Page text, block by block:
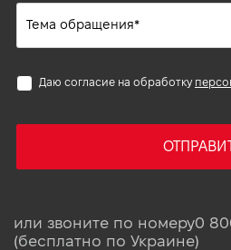
Даю согласие на обработку
или звоните по номеру0
(бесплатно по Украине)